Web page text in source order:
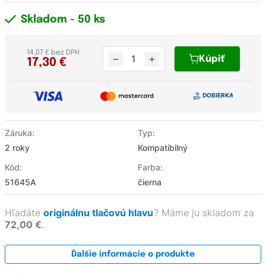
Záruka:
2 roky
Typ:
Kompatibilný
Kód:
51645A
Farba:
čierna
Skladom - 50 ks
17,30 €
14,07 € bez DPH
Kúpiť
Hľadáte originálnu tlačovú hlavu? Máme ju skladom za
72,00 €.
Ďalšie informácie o produkte